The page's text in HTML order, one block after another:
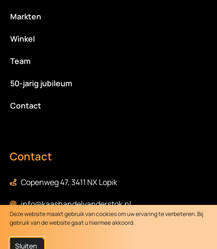
Markten
Winkel
Team
50-jarig jubileum
Contact
Contact
Copenweg 47, 3411 NX Lopik
info@kaashandelvanderstok.nl
0348-472058
Deze website maakt gebruik van cookies om uw ervaring te verbeteren. Bij
gebruik van de website gaat u hiermee akkoord.
Sluiten